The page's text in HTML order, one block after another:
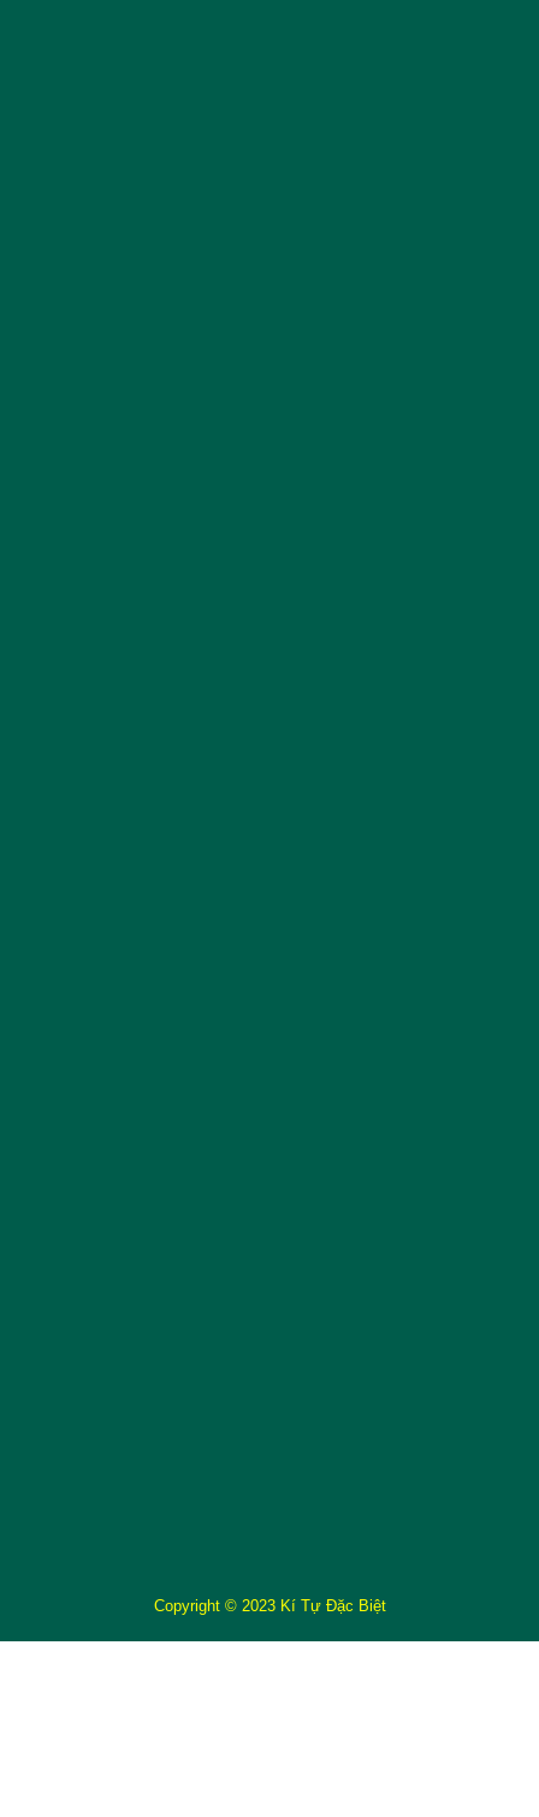
Copyright © 2023 Kí Tự Đặc Biệt